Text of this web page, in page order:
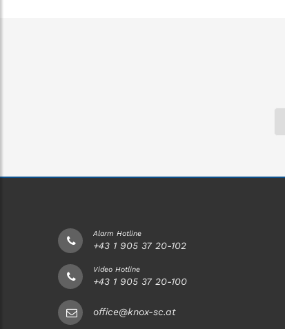
Alarm Hotline
+43 1 905 37 20-102
Video Hotline
+43 1 905 37 20-100
office@knox-sc.at